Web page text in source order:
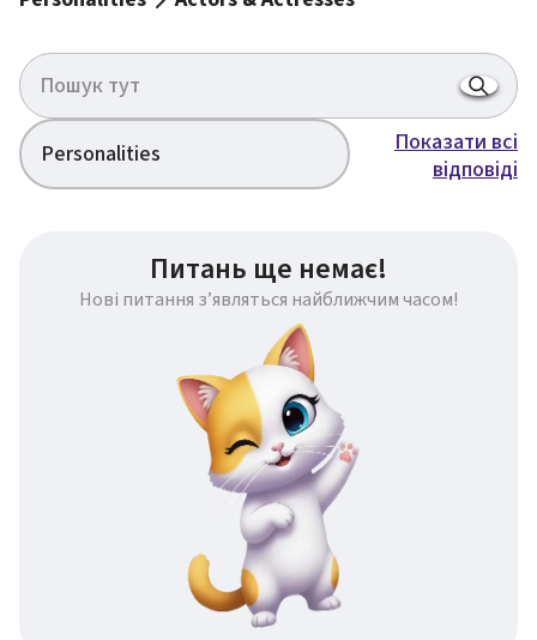
Personalities
Показати всі
відповіді
Питань ще немає!
Нові питання з’являться найближчим часом!